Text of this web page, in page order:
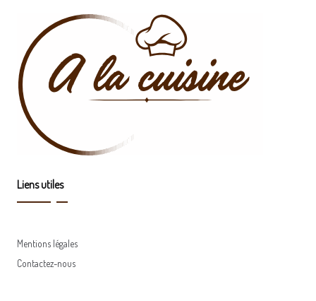
Liens utiles
Mentions légales
Contactez-nous